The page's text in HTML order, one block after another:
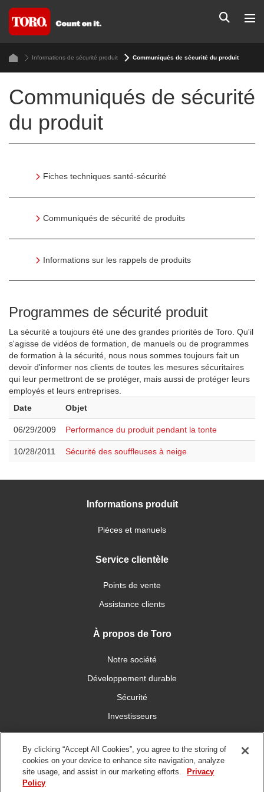
Informations de sécurité produit Communiqués de sécurité du produit
Communiqués de sécurité
du produit
Fiches techniques santé-sécurité
Communiqués de sécurité de produits
Informations sur les rappels de produits
Programmes de sécurité produit
La sécurité a toujours été une des grandes priorités de Toro. Qu'il
s'agisse de vidéos de formation, de manuels ou de programmes
de formation à la sécurité, nous nous sommes toujours fait un
devoir d'informer nos clients de toutes les mesures sécuritaires
qui leur permettront de se protéger, mais aussi de protéger leurs
employés et leurs entreprises.
Date
Objet
06/29/2009 Performance du produit pendant la tonte
10/28/2011 Sécurité des souffleuses à neige
Informations produit
Pièces et manuels
Service clientèle
Points de vente
Assistance clients
À propos de Toro
Notre société
Développement durable
Sécurité
Investisseurs
Carrières
Connectez-vous avec nous
By clicking “Accept All Cookies”, you agree to the storing of
cookies on your device to enhance site navigation, analyze
site usage, and assist in our marketing efforts.
Privacy
Policy